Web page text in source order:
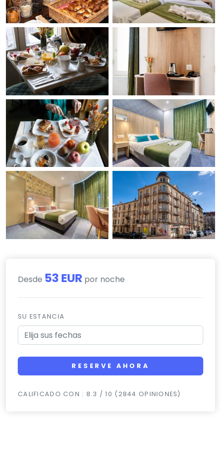
Desde 53 EUR por noche
SU ESTANCIA
RESERVE AHORA
CALIFICADO CON : 8.3 / 10 (2844 OPINIONES)